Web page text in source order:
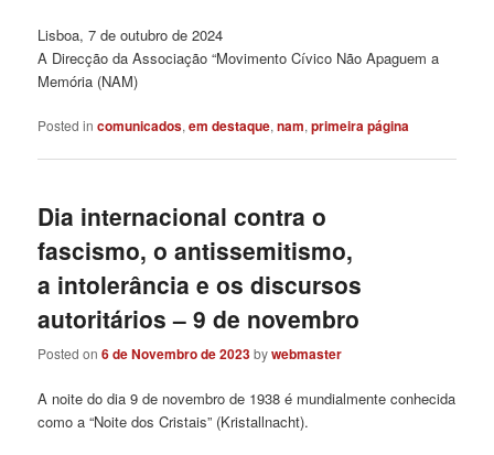
Lisboa, 7 de outubro de 2024
A Direcção da Associação “Movimento Cívico Não Apaguem a
Memória (NAM)
Posted in comunicados,em destaque,nam,primeira página
Dia internacional contra o
fascismo, o antissemitismo,
a intolerância e os discursos
autoritários – 9 de novembro
Posted on6 de Novembro de 2023bywebmaster
A noite do dia 9 de novembro de 1938 é mundialmente conhecida
como a “Noite dos Cristais” (Kristallnacht).